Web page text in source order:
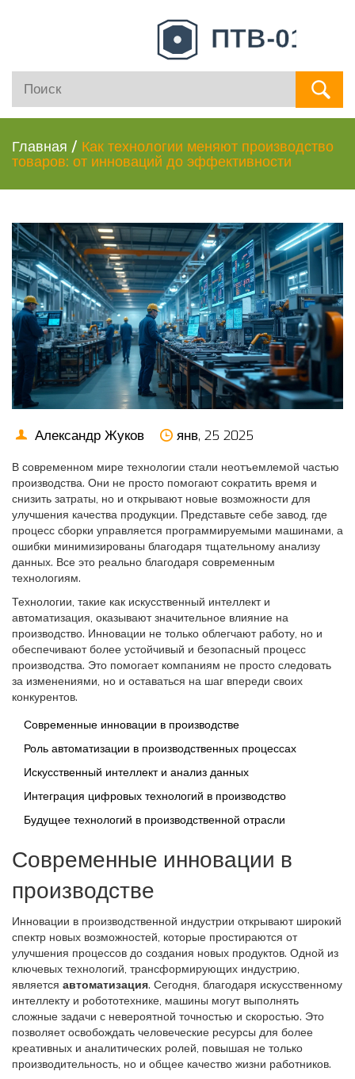
Главная / Как технологии меняют производство
товаров: от инноваций до эффективности
Александр Жуков янв, 25 2025
В современном мире технологии стали неотъемлемой частью
производства. Они не просто помогают сократить время и
снизить затраты, но и открывают новые возможности для
улучшения качества продукции. Представьте себе завод, где
процесс сборки управляется программируемыми машинами, а
ошибки минимизированы благодаря тщательному анализу
данных. Все это реально благодаря современным
технологиям.
Технологии, такие как искусственный интеллект и
автоматизация, оказывают значительное влияние на
производство. Инновации не только облегчают работу, но и
обеспечивают более устойчивый и безопасный процесс
производства. Это помогает компаниям не просто следовать
за изменениями, но и оставаться на шаг впереди своих
конкурентов.
Современные инновации в производстве
Роль автоматизации в производственных процессах
Искусственный интеллект и анализ данных
Интеграция цифровых технологий в производство
Будущее технологий в производственной отрасли
Современные инновации в
производстве
Инновации в производственной индустрии открывают широкий
спектр новых возможностей, которые простираются от
улучшения процессов до создания новых продуктов. Одной из
ключевых технологий, трансформирующих индустрию,
является автоматизация. Сегодня, благодаря искусственному
интеллекту и робототехнике, машины могут выполнять
сложные задачи с невероятной точностью и скоростью. Это
позволяет освобождать человеческие ресурсы для более
креативных и аналитических ролей, повышая не только
производительность, но и общее качество жизни работников.